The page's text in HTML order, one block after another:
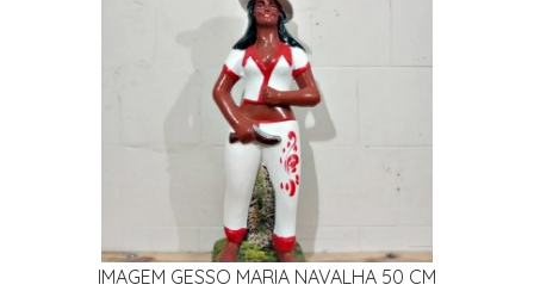
IMAGEM GESSO MARIA NAVALHA 50 CM